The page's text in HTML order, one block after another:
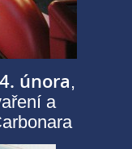
února,
a